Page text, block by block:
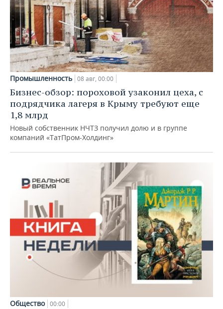
Промышленность 08 авг, 00:00
Бизнес-обзор: пороховой узаконил цеха, с
подрядчика лагеря в Крыму требуют еще
1,8 млрд
Новый собственник НЧТЗ получил долю и в группе
компаний «ТатПром-Холдинг»
Общество 00:00